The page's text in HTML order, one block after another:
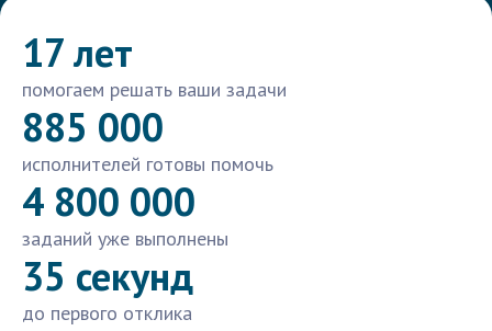
17 лет
помогаем решать ваши задачи
885 000
исполнителей готовы помочь
4 800 000
заданий уже выполнены
35 секунд
до первого отклика